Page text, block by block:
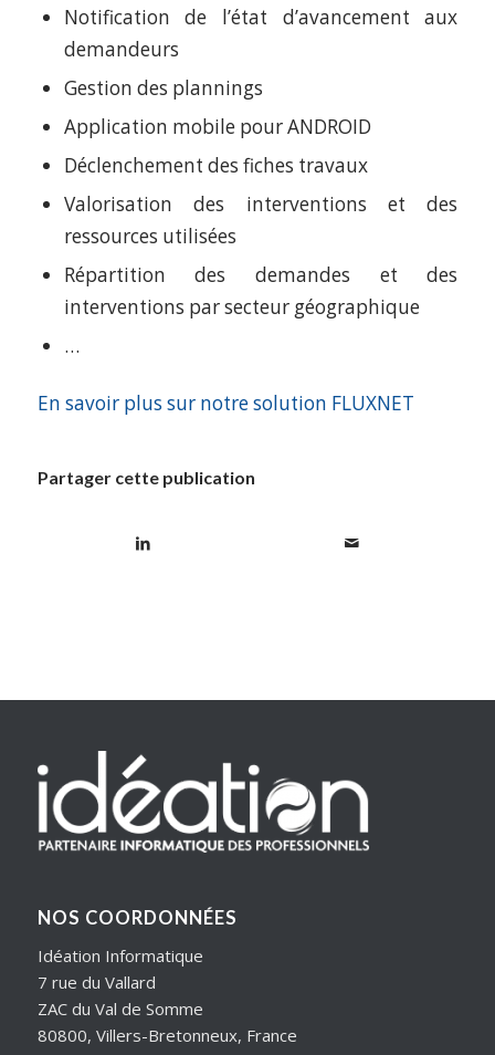
Notification de l’état d’avancement aux
demandeurs
Gestion des plannings
Application mobile pour ANDROID
Déclenchement des fiches travaux
Valorisation des interventions et des
ressources utilisées
Répartition des demandes et des
interventions par secteur géographique
…
En savoir plus sur notre solution FLUXNET
Partager cette publication
NOS COORDONNÉES
Idéation Informatique
7 rue du Vallard
ZAC du Val de Somme
80800, Villers-Bretonneux, France